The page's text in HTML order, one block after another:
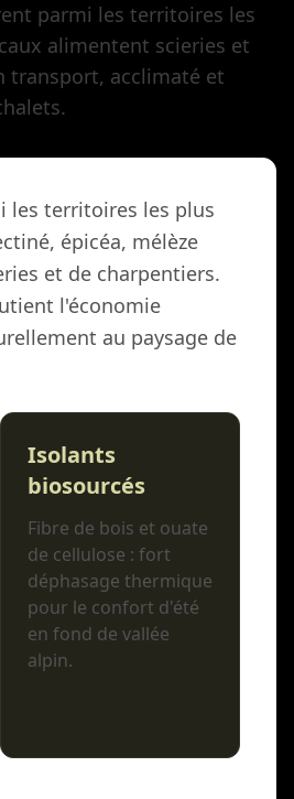
parmi les territoires les
alimentent scieries et
transport, acclimaté et
les territoires les plus
épicéa, mélèze
et de charpentiers.
l'économie
au paysage de
Isolants
biosourcés
Fibre de bois et ouate
de cellulose : fort
déphasage thermique
pour le confort d'été
en fond de vallée
alpin.